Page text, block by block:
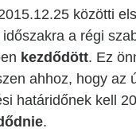
közötti
a régi
kezdődött. Ez
ahhoz, hogy az
határidőnek kell
.